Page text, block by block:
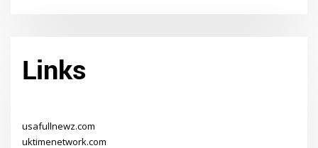
Links
usafullnewz.com
uktimenetwork.com